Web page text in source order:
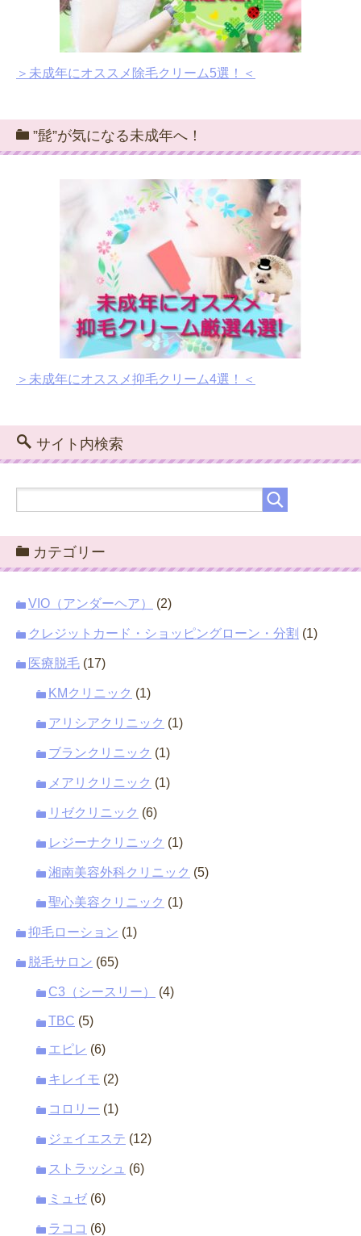
＞未成年にオススメ除毛クリーム5選！＜
”髭”が気になる未成年へ！
＞未成年にオススメ抑毛クリーム4選！＜
サイト内検索
カテゴリー
VIO（アンダーヘア） (2)
クレジットカード・ショッピングローン・分割 (1)
医療脱毛 (17)
KMクリニック (1)
アリシアクリニック (1)
ブランクリニック (1)
メアリクリニック (1)
リゼクリニック (6)
レジーナクリニック (1)
湘南美容外科クリニック (5)
聖心美容クリニック (1)
抑毛ローション (1)
脱毛サロン (65)
C3（シースリー） (4)
TBC (5)
エピレ (6)
キレイモ (2)
コロリー (1)
ジェイエステ (12)
ストラッシュ (6)
ミュゼ (6)
ラココ (6)